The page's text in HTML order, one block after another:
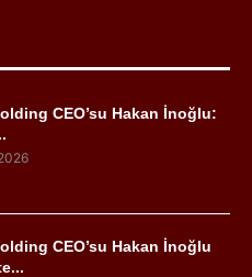
CEO’su Hakan İnoğlu:
CEO’su Hakan İnoğlu